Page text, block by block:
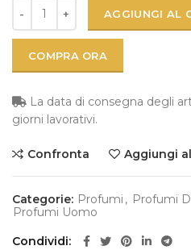
AGGIUNGI AL
COMPRA ORA
La data di consegna degli
giorni lavorativi.
Confronta Aggiungi
Categorie: Profumi , Profumi
Profumi Uomo
Condividi